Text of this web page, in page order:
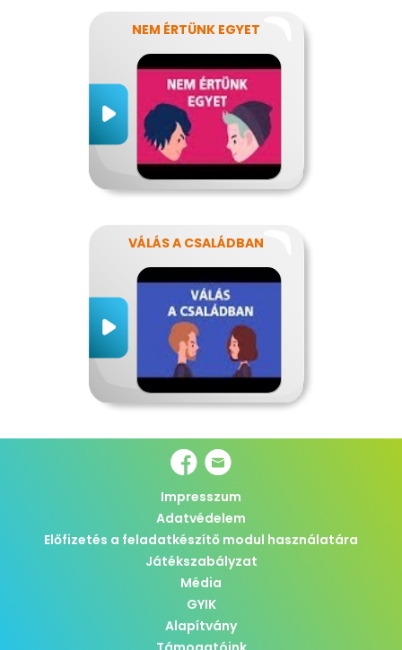
NEM ÉRTÜNK EGYET
VÁLÁS A CSALÁDBAN
Impresszum
Adatvédelem
Előfizetés a feladatkészítő modul használatára
Játékszabályzat
Média
GYIK
Alapítvány